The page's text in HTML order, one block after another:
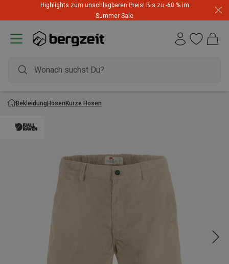
Highlights zum unschlagbaren Preis! Bis zu -60 % im
Summer Sale
BekleidungHosenKurze Hosen